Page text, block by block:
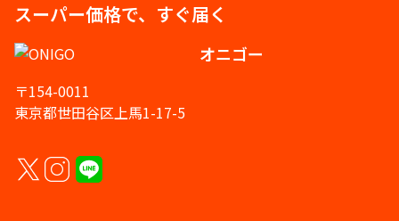
スーパー価格で、すぐ届く
オニゴー
〒154-0011
東京都世田谷区上馬1-17-5